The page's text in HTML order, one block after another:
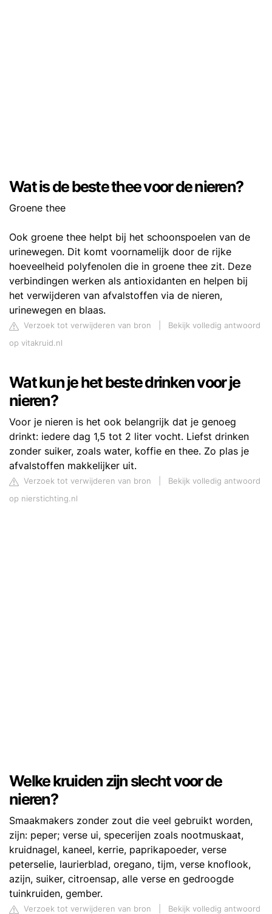
Wat is de beste thee voor de nieren?
Groene thee
Ook groene thee helpt bij het schoonspoelen van de
urinewegen. Dit komt voornamelijk door de rijke
hoeveelheid polyfenolen die in groene thee zit. Deze
verbindingen werken als antioxidanten en helpen bij
het verwijderen van afvalstoffen via de nieren,
urinewegen en blaas.
Verzoek tot verwijderen van bron
Bekijk volledig antwoord
op vitakruid.nl
Wat kun je het beste drinken voor je
nieren?
Voor je nieren is het ook belangrijk dat je genoeg
drinkt: iedere dag 1,5 tot 2 liter vocht. Liefst drinken
zonder suiker, zoals water, koffie en thee. Zo plas je
afvalstoffen makkelijker uit.
Verzoek tot verwijderen van bron
Bekijk volledig antwoord
op nierstichting.nl
Welke kruiden zijn slecht voor de
nieren?
Smaakmakers zonder zout die veel gebruikt worden,
zijn: peper; verse ui, specerijen zoals nootmuskaat,
kruidnagel, kaneel, kerrie, paprikapoeder, verse
peterselie, laurierblad, oregano, tijm, verse knoflook,
azijn, suiker, citroensap, alle verse en gedroogde
tuinkruiden, gember.
Verzoek tot verwijderen van bron
Bekijk volledig antwoord